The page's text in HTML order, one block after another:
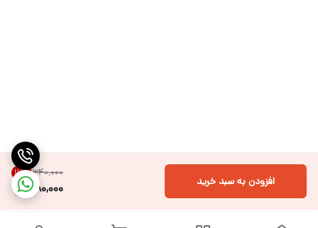
۳۴۰٬۰۰۰ 17%
280,000 افزودن به سبد خرید